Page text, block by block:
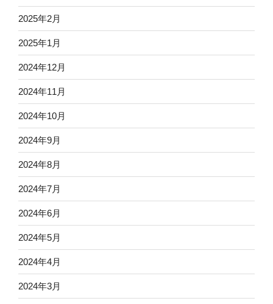
2025年2月
2025年1月
2024年12月
2024年11月
2024年10月
2024年9月
2024年8月
2024年7月
2024年6月
2024年5月
2024年4月
2024年3月